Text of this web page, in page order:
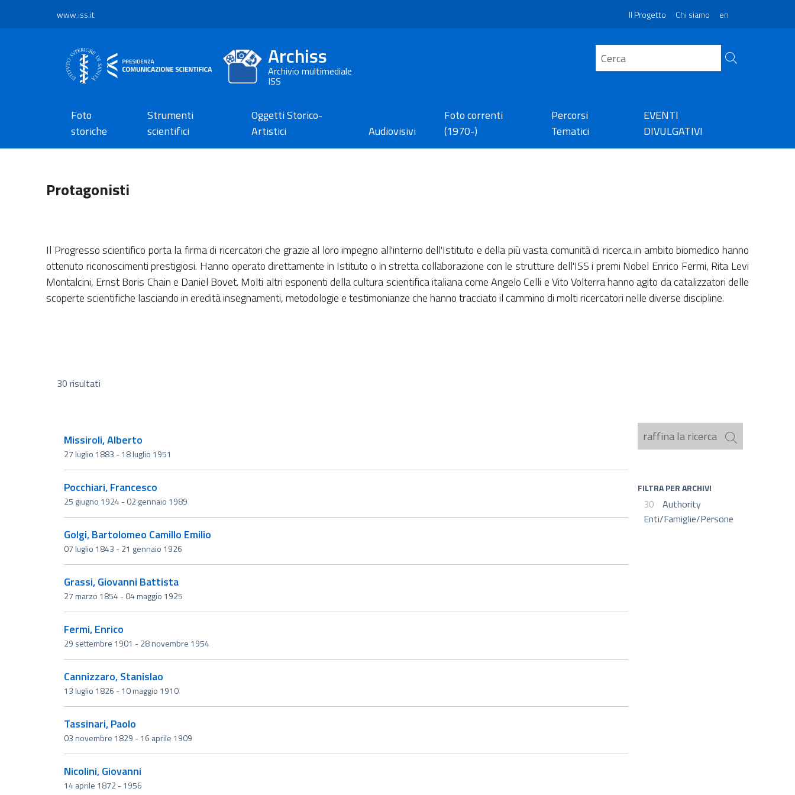
www.iss.it Il Progetto Chi siamo en
Archiss
Archivio multimediale
ISS
Foto
storiche
Strumenti
scientifici
Oggetti Storico-
Artistici
Audiovisivi
Foto correnti
(1970-)
Percorsi
Tematici
EVENTI
DIVULGATIVI
Protagonisti
Il Progresso scientifico porta la firma di ricercatori che grazie al loro impegno all'interno dell'Istituto e della più vasta comunità di ricerca in ambito biomedico hanno
ottenuto riconoscimenti prestigiosi. Hanno operato direttamente in Istituto o in stretta collaborazione con le strutture dell'ISS i premi Nobel Enrico Fermi, Rita Levi
Montalcini, Ernst Boris Chain e Daniel Bovet. Molti altri esponenti della cultura scientifica italiana come Angelo Celli e Vito Volterra hanno agito da catalizzatori delle
scoperte scientifiche lasciando in eredità insegnamenti, metodologie e testimonianze che hanno tracciato il cammino di molti ricercatori nelle diverse discipline.
30 risultati
Missiroli, Alberto
27 luglio 1883 - 18 luglio 1951
Pocchiari, Francesco
25 giugno 1924 - 02 gennaio 1989
Golgi, Bartolomeo Camillo Emilio
07 luglio 1843 - 21 gennaio 1926
Grassi, Giovanni Battista
27 marzo 1854 - 04 maggio 1925
Fermi, Enrico
29 settembre 1901 - 28 novembre 1954
Cannizzaro, Stanislao
13 luglio 1826 - 10 maggio 1910
Tassinari, Paolo
03 novembre 1829 - 16 aprile 1909
Nicolini, Giovanni
14 aprile 1872 - 1956
FILTRA PER ARCHIVI
30
Authority
Enti/Famiglie/Persone